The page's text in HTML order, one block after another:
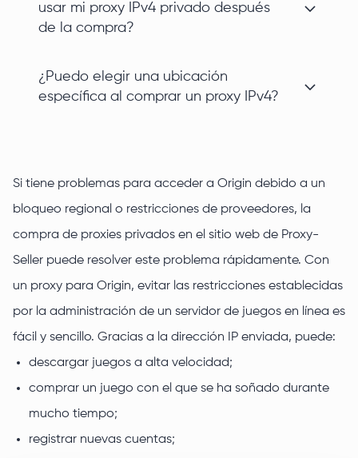
usar mi proxy IPv4 privado después
de la compra?
¿Puedo elegir una ubicación
específica al comprar un proxy IPv4?
Si tiene problemas para acceder a Origin debido a un
bloqueo regional o restricciones de proveedores, la
compra de proxies privados en el sitio web de Proxy-
Seller puede resolver este problema rápidamente. Con
un proxy para Origin, evitar las restricciones establecidas
por la administración de un servidor de juegos en línea es
fácil y sencillo. Gracias a la dirección IP enviada, puede:
descargar juegos a alta velocidad;
comprar un juego con el que se ha soñado durante
mucho tiempo;
registrar nuevas cuentas;